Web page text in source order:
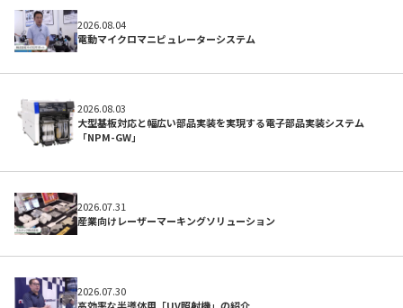
2026.08.04
電動マイクロマニピュレーターシステム
2026.08.03
大型基板対応と幅広い部品実装を実現する電子部品実装システム
「NPM-GW」
2026.07.31
産業向けレーザーマーキングソリューション
2026.07.30